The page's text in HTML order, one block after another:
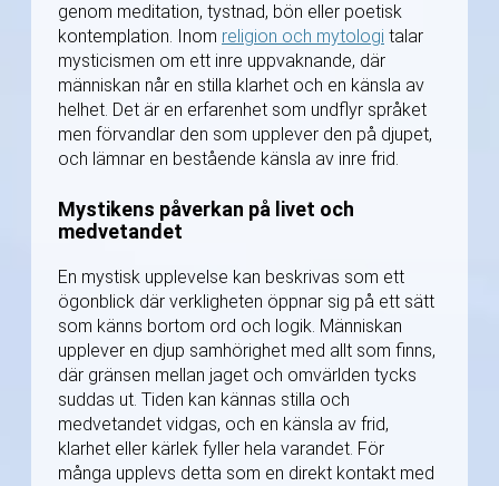
genom meditation, tystnad, bön eller poetisk
kontemplation. Inom religion och mytologi talar
mysticismen om ett inre uppvaknande, där
människan når en stilla klarhet och en känsla av
helhet. Det är en erfarenhet som undflyr språket
men förvandlar den som upplever den på djupet,
och lämnar en bestående känsla av inre frid.
Mystikens påverkan på livet och
medvetandet
En mystisk upplevelse kan beskrivas som ett
ögonblick där verkligheten öppnar sig på ett sätt
som känns bortom ord och logik. Människan
upplever en djup samhörighet med allt som finns,
där gränsen mellan jaget och omvärlden tycks
suddas ut. Tiden kan kännas stilla och
medvetandet vidgas, och en känsla av frid,
klarhet eller kärlek fyller hela varandet. För
många upplevs detta som en direkt kontakt med